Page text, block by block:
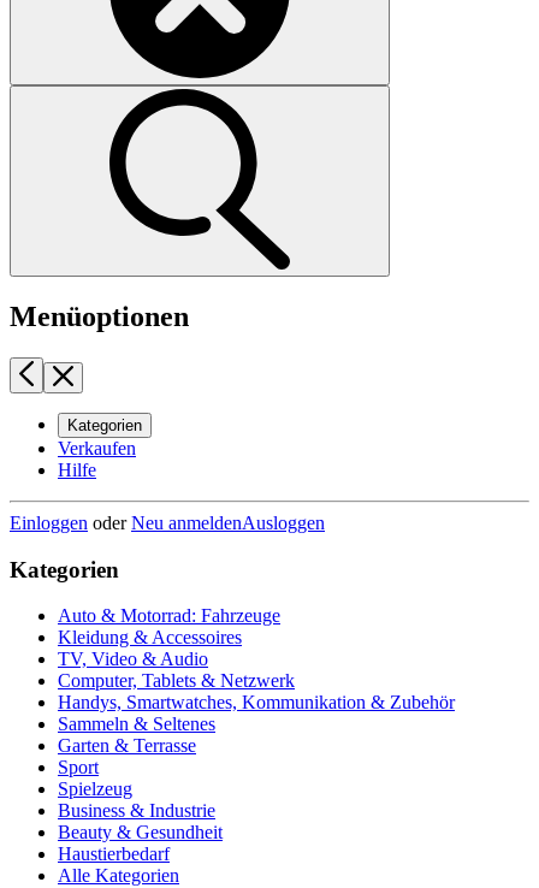
Menüoptionen
Kategorien
Verkaufen
Hilfe
Einloggen oderNeu anmeldenAusloggen
Kategorien
Auto & Motorrad: Fahrzeuge
Kleidung & Accessoires
TV, Video & Audio
Computer, Tablets & Netzwerk
Handys, Smartwatches, Kommunikation & Zubehör
Sammeln & Seltenes
Garten & Terrasse
Sport
Spielzeug
Business & Industrie
Beauty & Gesundheit
Haustierbedarf
Alle Kategorien